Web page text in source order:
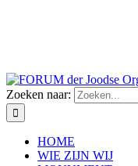
Zoeken naar:
HOME
WIE ZIJN WIJ